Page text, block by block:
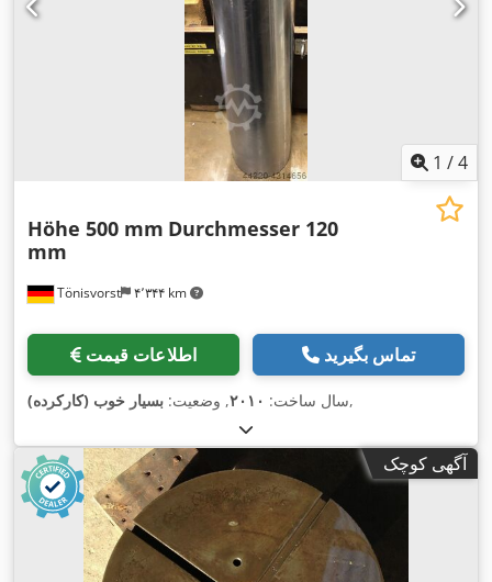
1 /4
Tönisvorst ۴٬۳۴۴ km
Höhe 500 mm Durchmesser 120
mm
اطلاعات قیمت تماس بگیرید
سال ساخت: ۲۰۱۰, وضعیت: بسیار خوب (کارکرده) ,
آگهی کوچک